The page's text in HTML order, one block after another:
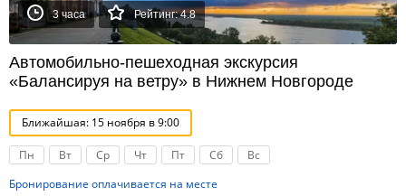
3 часа Рейтинг: 4.8
Автомобильно-пешеходная экскурсия
«Балансируя на ветру» в Нижнем Новгороде
Ближайшая: 15 ноября в 9:00
Пн Вт Ср Чт Пт Сб
Вс
Бронирование оплачивается на месте